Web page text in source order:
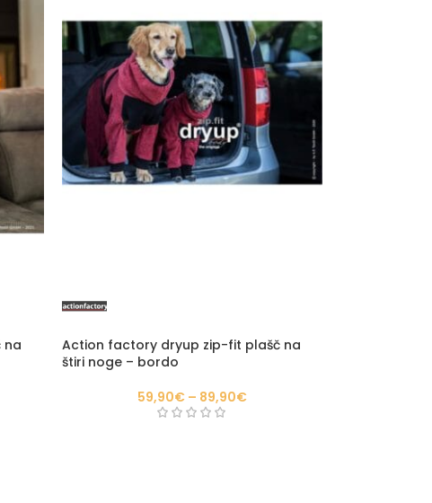
na
Action factory dryup zip-fit plašč na
štiri noge – bordo
59,90€ – 89,90€